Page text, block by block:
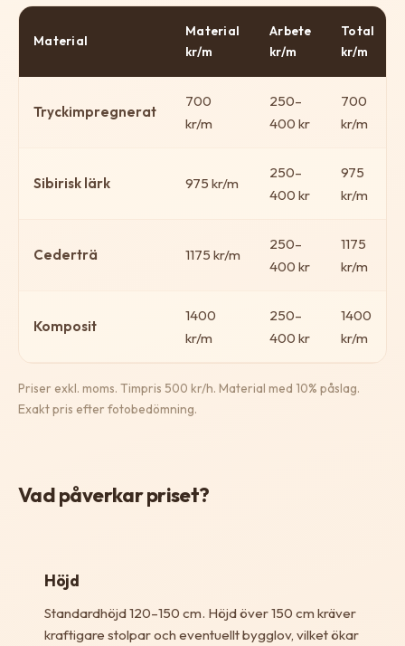
Material
Material
kr/m
Arbete
kr/m
Total
kr/m
Tryckimpregnerat
700
kr/m
250–
400 kr
700
kr/m
Sibirisk lärk 975 kr/m
250–
400 kr
975
kr/m
Cederträ 1175 kr/m
250–
400 kr
1175
kr/m
Komposit
1400
kr/m
250–
400 kr
1400
kr/m
Priser exkl. moms. Timpris 500 kr/h. Material med 10% påslag.
Exakt pris efter fotobedömning.
Vad påverkar priset?
Höjd
Standardhöjd 120–150 cm. Höjd över 150 cm kräver
kraftigare stolpar och eventuellt bygglov, vilket ökar